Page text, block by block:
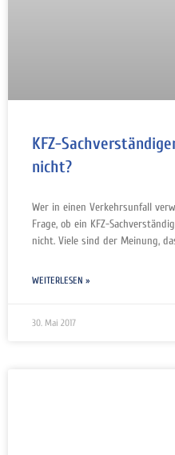
KFZ-
nicht?
Wer in einen Verkehrsunfall
Frage, ob ein KFZ-
nicht. Viele sind der Meinung,
WEITERLESEN »
30. Mai 2017